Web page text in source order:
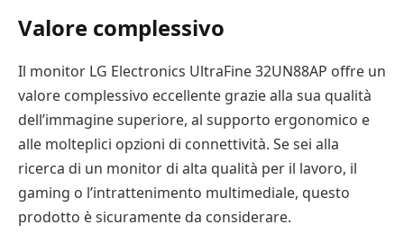
Valore complessivo
Il monitor LG Electronics UltraFine 32UN88AP offre un
valore complessivo eccellente grazie alla sua qualità
dell’immagine superiore, al supporto ergonomico e
alle molteplici opzioni di connettività. Se sei alla
ricerca di un monitor di alta qualità per il lavoro, il
gaming o l’intrattenimento multimediale, questo
prodotto è sicuramente da considerare.